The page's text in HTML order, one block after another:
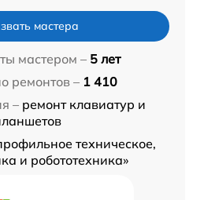
мастера
мастером – 5 лет
ремонтов – 1 410
– ремонт клавиатур и
техническое,
и робототехника»